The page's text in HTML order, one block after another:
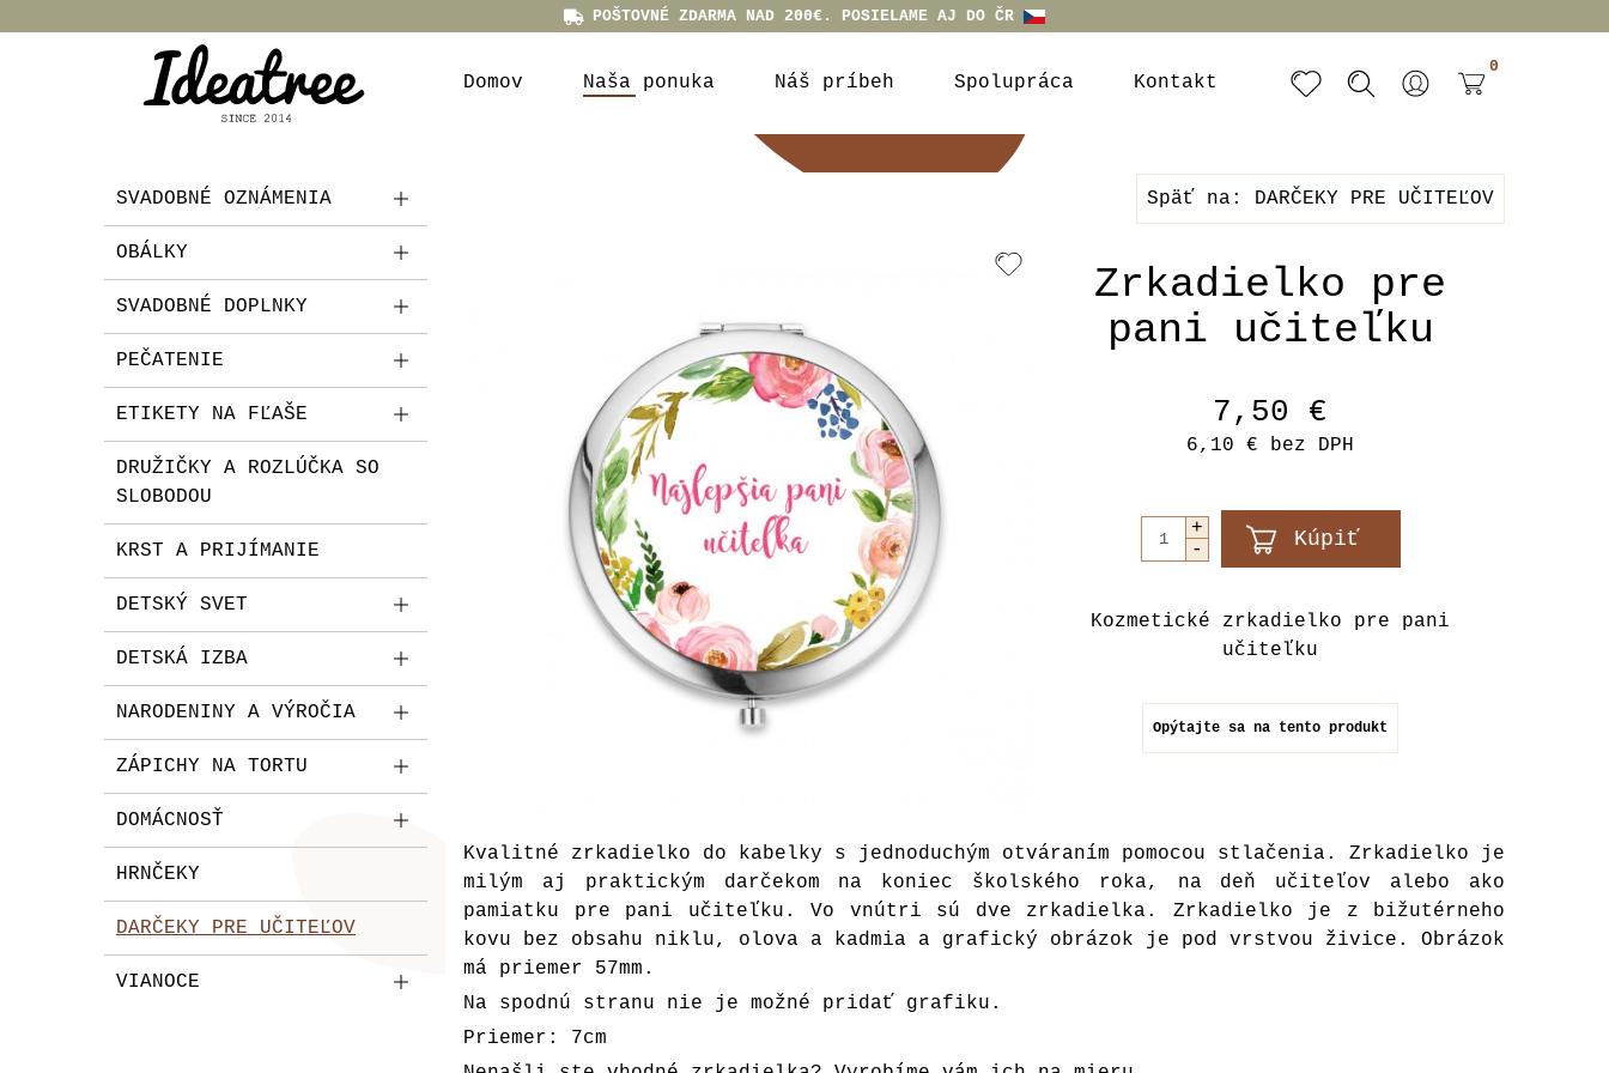
POŠTOVNÉ ZDARMA NAD 200€. POSIELAME AJ DO ČR
Domov Naša ponuka Náš príbeh Spolupráca Kontakt
0
SVADOBNÉ OZNÁMENIA
OBÁLKY
SVADOBNÉ DOPLNKY
PEČATENIE
ETIKETY NA FĽAŠE
DRUŽIČKY A ROZLÚČKA SO
SLOBODOU
KRST A PRIJÍMANIE
DETSKÝ SVET
DETSKÁ IZBA
NARODENINY A VÝROČIA
ZÁPICHY NA TORTU
DOMÁCNOSŤ
HRNČEKY
DARČEKY PRE UČITEĽOV
VIANOCE
Späť na: DARČEKY PRE UČITEĽOV
Zrkadielko pre
pani učiteľku
7,50 €
6,10 € bez DPH
Kozmetické zrkadielko pre pani
učiteľku
Opýtajte sa na tento produkt
Kvalitné zrkadielko do kabelky s jednoduchým otváraním pomocou stlačenia. Zrkadielko je
milým aj praktickým darčekom na koniec školského roka, na deň učiteľov alebo ako
pamiatku pre pani učiteľku. Vo vnútri sú dve zrkadielka. Zrkadielko je z bižutérneho
kovu bez obsahu niklu, olova a kadmia a grafický obrázok je pod vrstvou živice. Obrázok
má priemer 57mm.
Na spodnú stranu nie je možné pridať grafiku.
Priemer: 7cm